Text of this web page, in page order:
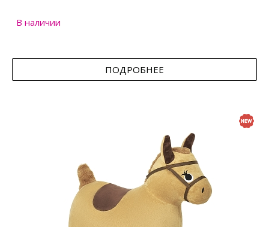
В наличии
ПОДРОБНЕЕ